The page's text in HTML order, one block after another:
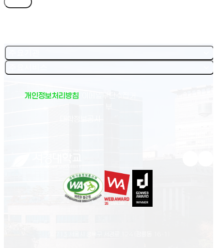
개인정보처리방침